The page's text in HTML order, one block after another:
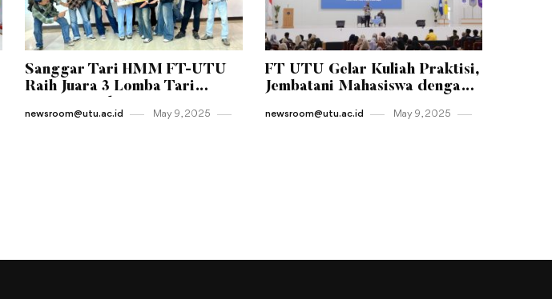
Sanggar Tari HMM FT-UTU
Raih Juara 3 Lomba Tari
newsroom@utu.ac.id May 9 , 2025
FT UTU Gelar Kuliah Praktisi,
Jembatani Mahasiswa dengan
newsroom@utu.ac.id May 9 , 2025